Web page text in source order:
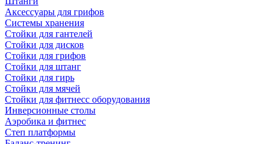
Аксессуары для грифов
Системы хранения
Стойки для гантелей
Стойки для дисков
Стойки для грифов
Стойки для штанг
Стойки для гирь
Стойки для мячей
Стойки для фитнесс оборудования
Инверсионные столы
Аэробика и фитнес
Степ платформы